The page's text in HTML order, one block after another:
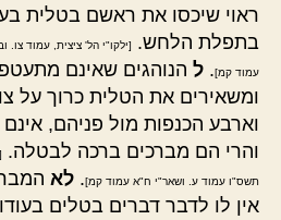
ראוי שיכסו את ראשם בטלית
בתפלת הלחש.
[ילקו"י הל' ציצית, עמוד
עמוד קמ]. ל הנוהגים שאינם
ומשאירים את הטלית כרוך על
וארבע הכנפות מול פניהם,
והרי הם מברכים ברכה לבטלה.
תשס"ו עמוד ע. ושאר"י ח"א עמוד קמ]. לא
אין לו לדבר דברים בטלים